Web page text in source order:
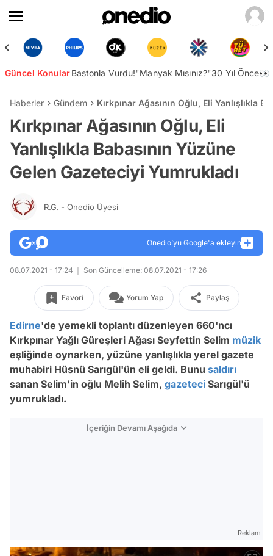
Güncel KonularBastonla Vurdu!"Manyak Mısınız?"30 Yıl Önce👀
Haberler Gündem Kırkpınar Ağasının Oğlu, Eli Yanlışlıkla
Kırkpınar Ağasının Oğlu, Eli
Yanlışlıkla Babasının Yüzüne
Gelen Gazeteciyi Yumrukladı
R.G. - Onedio Üyesi
Onedio’yu Google'a ekleyin
08.07.2021 - 17:24 Son Güncelleme: 08.07.2021 - 17:26
Favori Yorum Yap Paylaş
Edirne'de yemekli toplantı düzenleyen 660'ncı
Kırkpınar Yağlı Güreşleri Ağası Seyfettin Selim müzik
eşliğinde oynarken, yüzüne yanlışlıkla yerel gazete
muhabiri Hüsnü Sarıgül'ün eli geldi. Bunu saldırı
sanan Selim'in oğlu Melih Selim, gazeteci Sarıgül'ü
yumrukladı.
İçeriğin Devamı Aşağıda
Reklam